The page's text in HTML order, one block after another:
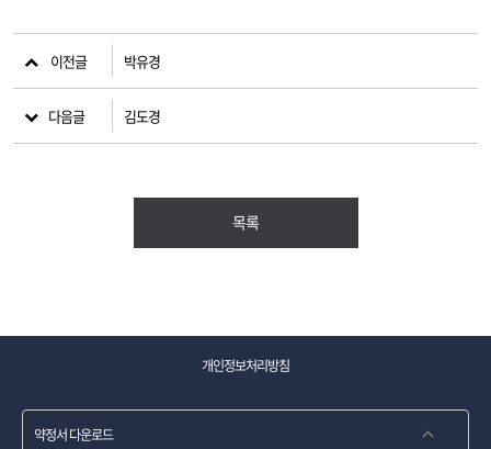
이전글 박유경
다음글 김도경
목록
개인정보처리방침
약정서 다운로드